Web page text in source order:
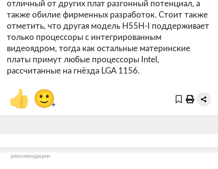
отличный от других плат разгонный потенциал, а
также обилие фирменных разработок. Стоит также
отметить, что другая модель H55H-I поддерживает
только процессоры с интегрированным
видеоядром, тогда как остальные материнские
платы примут любые процессоры Intel,
рассчитанные на гнёзда LGA 1156.
👍 🙂+
рекомендации